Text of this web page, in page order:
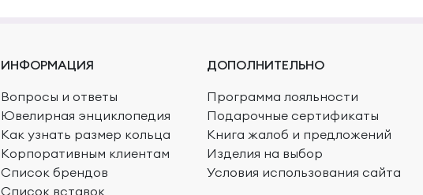
ИНФОРМАЦИЯ
Вопросы и ответы
Ювелирная энциклопедия
Как узнать размер кольца
Корпоративным клиентам
Список брендов
Список вставок
ДОПОЛНИТЕЛЬНО
Программа лояльности
Подарочные сертификаты
Книга жалоб и предложений
Изделия на выбор
Условия использования сайта